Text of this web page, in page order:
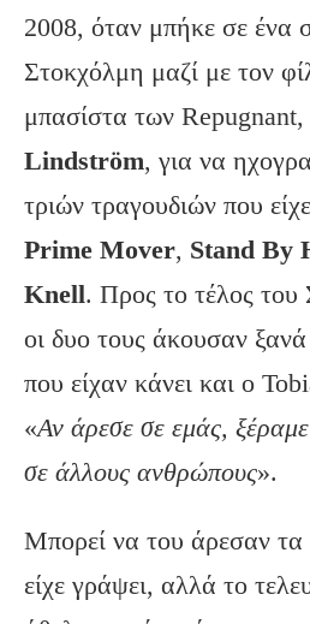
2008, όταν μπήκε σε ένα
Στοκχόλμη μαζί με τον
μπασίστα των Repugnant,
Lindström, για να
τριών τραγουδιών που
Prime Mover, Stand By
Knell. Προς το τέλος του
οι δυο τους άκουσαν
που είχαν κάνει και ο
«Αν άρεσε σε εμάς,
σε άλλους ανθρώπους».
Μπορεί να του άρεσαν τα
είχε γράψει, αλλά το